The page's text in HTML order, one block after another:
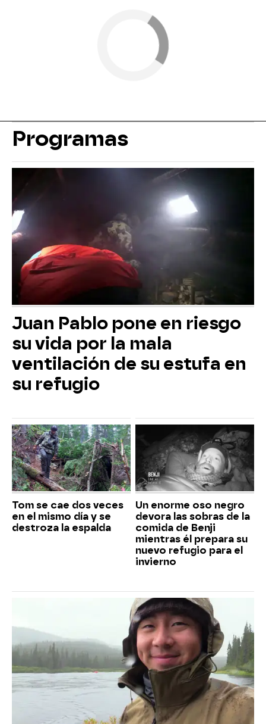
Programas
Juan Pablo pone en riesgo
su vida por la mala
ventilación de su estufa en
su refugio
Tom se cae dos veces
en el mismo día y se
destroza la espalda
Un enorme oso negro
devora las sobras de la
comida de Benji
mientras él prepara su
nuevo refugio para el
invierno